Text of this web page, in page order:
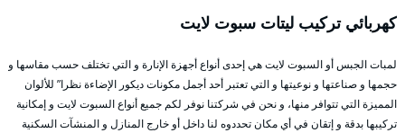
كهربائي تركيب ليتات سبوت لايت
لمبات الجبس أو السبوت لايت هي إحدى أنواع أجهزة الإنارة و التي تختلف حسب مقاسها و
حجمها و صناعتها و نوعيتها و التي تعتبر أحد أجمل مكونات ديكور الإضاءة نظرا” للألوان
المميزة التي تتوافر منها، و نحن في شركتنا نوفر لكم جميع أنواع السبوت لايت و إمكانية
تركيبها بدقة و إتقان في أي مكان تحددوه لنا داخل أو خارج المنازل و المنشآت السكنية